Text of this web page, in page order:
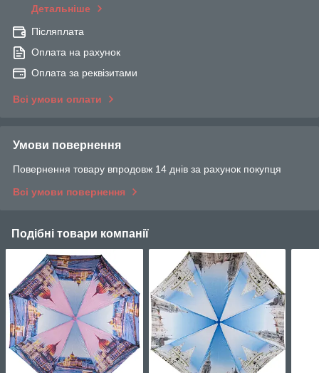
Детальніше
Післяплата
Оплата на рахунок
Оплата за реквізитами
Всі умови оплати
Умови повернення
Повернення товару впродовж 14 днів за рахунок покупця
Всі умови повернення
Подібні товари компанії